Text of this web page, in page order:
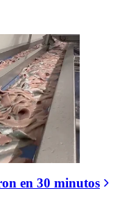
en 30 minutos